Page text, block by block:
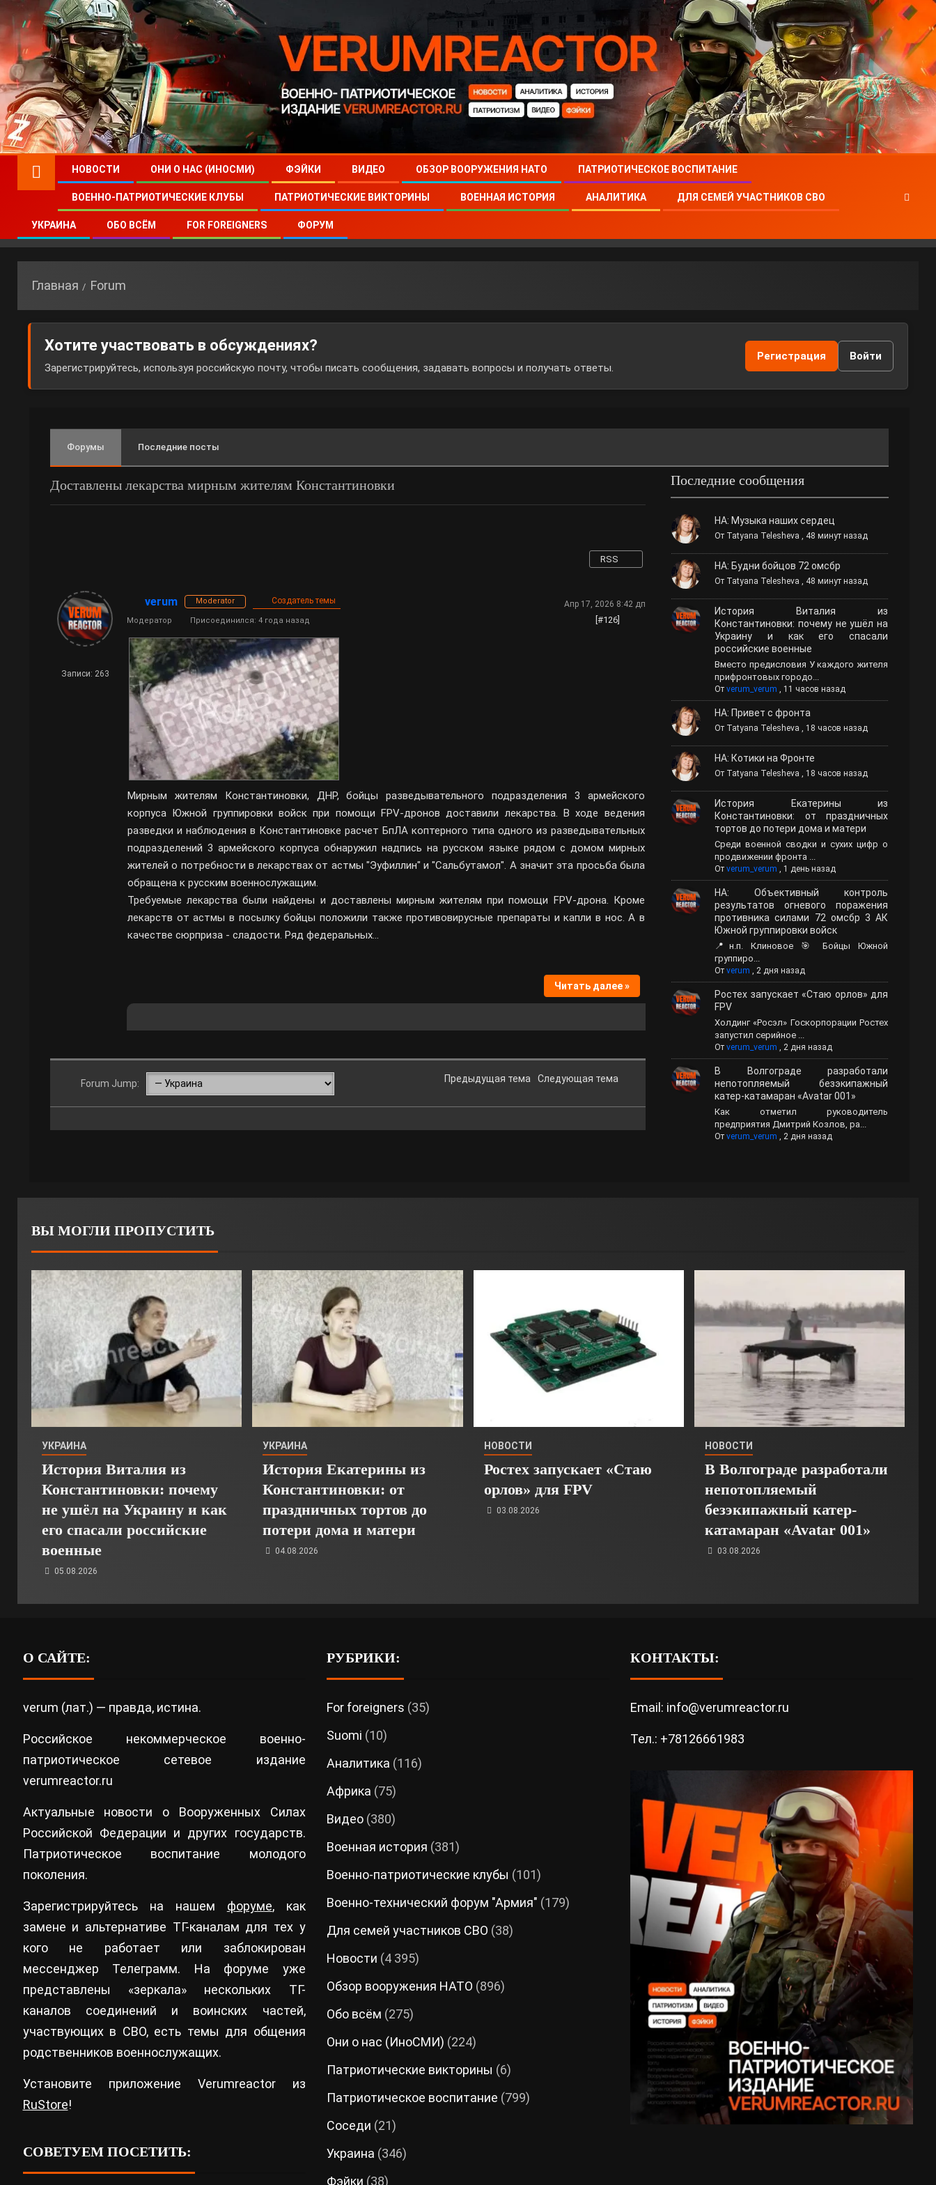
НОВОСТИ ОНИ О НАС (ИНОСМИ) ФЭЙКИ ВИДЕО ОБЗОР ВООРУЖЕНИЯ НАТО ПАТРИОТИЧЕСКОЕ ВОСПИТАНИЕ
ВОЕННО-ПАТРИОТИЧЕСКИЕ КЛУБЫ ПАТРИОТИЧЕСКИЕ ВИКТОРИНЫ ВОЕННАЯ ИСТОРИЯ АНАЛИТИКА ДЛЯ СЕМЕЙ УЧАСТНИКОВ СВО
УКРАИНА ОБО ВСЁМ FOR FOREIGNERS ФОРУМ
Главная Forum
Хотите участвовать в обсуждениях?
Зарегистрируйтесь, используя российскую почту, чтобы писать сообщения, задавать вопросы и получать ответы.
Регистрация Войти
Форумы Последние посты
Доставлены лекарства мирным жителям Константиновки
RSS
Записи: 263
verum Moderator Создатель темы Апр 17, 2026 8:42 дп
Модератор Присоединился: 4 года назад [#126]
Мирным жителям Константиновки, ДНР, бойцы разведывательного подразделения 3 армейского
корпуса Южной группировки войск при помощи FPV-дронов доставили лекарства. В ходе ведения
разведки и наблюдения в Константиновке расчет БпЛА коптерного типа одного из разведывательных
подразделений 3 армейского корпуса обнаружил надпись на русском языке рядом с домом мирных
жителей о потребности в лекарствах от астмы "Эуфиллин" и "Сальбутамол". А значит эта просьба была
обращена к русским военнослужащим.
Требуемые лекарства были найдены и доставлены мирным жителям при помощи FPV-дрона. Кроме
лекарств от астмы в посылку бойцы положили также противовирусные препараты и капли в нос. А в
качестве сюрприза - сладости. Ряд федеральных…
Читать далее »
Forum Jump: Предыдущая тема Следующая тема
Последние сообщения
НА: Музыка наших сердец
От Tatyana Telesheva , 48 минут назад
НА: Будни бойцов 72 омсбр
От Tatyana Telesheva , 48 минут назад
История Виталия из
Константиновки: почему не ушёл на
Украину и как его спасали
российские военные
Вместо предисловия У каждого жителя
прифронтовых городо...
Отverum_verum , 11 часов назад
НА: Привет с фронта
От Tatyana Telesheva , 18 часов назад
НА: Котики на Фронте
От Tatyana Telesheva , 18 часов назад
История Екатерины из
Константиновки: от праздничных
тортов до потери дома и матери
Среди военной сводки и сухих цифр о
продвижении фронта ...
Отverum_verum , 1 день назад
НА: Объективный контроль
результатов огневого поражения
противника силами 72 омсбр 3 АК
Южной группировки войск
📍н.п. Клиновое 🎯 Бойцы Южной
группиро...
Отverum , 2 дня назад
Ростех запускает «Стаю орлов» для
FPV
Холдинг «Росэл» Госкорпорации Ростех
запустил серийное ...
Отverum_verum , 2 дня назад
В Волгограде разработали
непотопляемый безэкипажный
катер-катамаран «Avatar 001»
Как отметил руководитель
предприятия Дмитрий Козлов, ра...
Отverum_verum , 2 дня назад
ВЫ МОГЛИ ПРОПУСТИТЬ
УКРАИНА
История Виталия из
Константиновки: почему
не ушёл на Украину и как
его спасали российские
военные
05.08.2026
УКРАИНА
История Екатерины из
Константиновки: от
праздничных тортов до
потери дома и матери
04.08.2026
НОВОСТИ
Ростех запускает «Стаю
орлов» для FPV
03.08.2026
НОВОСТИ
В Волгограде разработали
непотопляемый
безэкипажный катер-
катамаран «Avatar 001»
03.08.2026
О САЙТЕ:
verum (лат.) — правда, истина.
Российское некоммерческое военно-
патриотическое сетевое издание
verumreactor.ru
Актуальные новости о Вооруженных Силах
Российской Федерации и других государств.
Патриотическое воспитание молодого
поколения.
Зарегистрируйтесь на нашем форуме, как
замене и альтернативе ТГ-каналам для тех у
кого не работает или заблокирован
мессенджер Телеграмм. На форуме уже
представлены «зеркала» нескольких ТГ-
каналов соединений и воинских частей,
участвующих в СВО, есть темы для общения
родственников военнослужащих.
Установите приложение Verumreactor из
RuStore!
СОВЕТУЕМ ПОСЕТИТЬ:
РУБРИКИ:
For foreigners (35)
Suomi (10)
Аналитика (116)
Африка (75)
Видео(380)
Военная история (381)
Военно-патриотические клубы (101)
Военно-технический форум "Армия" (179)
Для семей участников СВО (38)
Новости (4 395)
Обзор вооружения НАТО (896)
Обо всём (275)
Они о нас (ИноСМИ) (224)
Патриотические викторины (6)
Патриотическое воспитание (799)
Соседи (21)
Украина (346)
Фэйки (38)
КОНТАКТЫ:
Email: info@verumreactor.ru
Тел.: +78126661983